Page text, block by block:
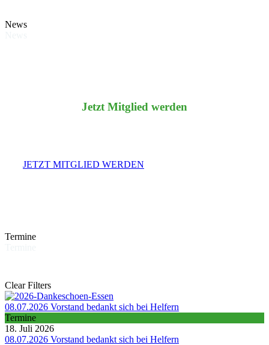
News
Jetzt Mitglied werden
JETZT MITGLIED WERDEN
Termine
Clear Filters
08.07.2026 Vorstand bedankt sich bei Helfern
Termine
18. Juli 2026
08.07.2026 Vorstand bedankt sich bei Helfern